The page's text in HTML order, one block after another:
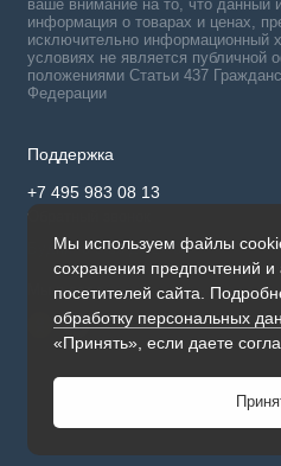
Мы используем файлы
сохранения предпочтений и
посетителей сайта.
обработку персональных
«Принять», если даете
ваше внимание на то, что данный
информация о товарах и ценах,
исключительно информационный
условиях не является публичной
положениями Статьи 437
Федерации
Поддержка
+7 495 983 08 13
Обратный звонок
Будни, с 9:30 до 17.00
Мы в сети